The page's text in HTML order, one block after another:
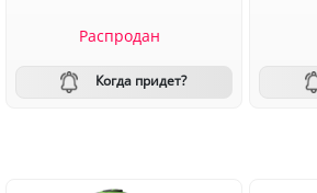
Распродан
Когда придет?